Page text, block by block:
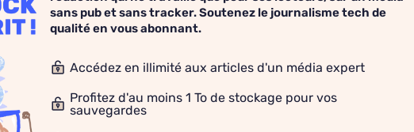
sans pub et sans tracker. Soutenez le journalisme tech de
qualité en vous abonnant.
Accédez en illimité aux articles d'un média expert
Profitez d'au moins 1 To de stockage pour vos
sauvegardes